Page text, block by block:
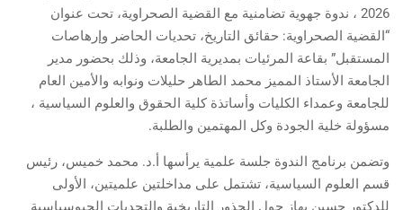
2026 ، ندوة جهوية تضامنية مع القضية الصحراوية، تحت عنوان
“القضية الصحراوية: حقائق التاريخ، تحديات الحاضر وإرهاصات
المستقبل” بقاعة المرئيات بمديرية الجامعة، وذلك بحضور مدير
الجامعة الأستاذ المميز محمد الطاهر حليلات ونوابه والأمين العام
للجامعة وعمداء الكليات وأساتذة كلية الحقوق والعلوم السياسية ،
مسؤولة خلية الجودة وكل المهتمين والطلبة.
وتضمن برنامج الندوة جلسة علمية يرأسها أ.د. محمد خميس، رئيس
قسم العلوم السياسية، تشتمل على مداخلتين علميتين، الأولى
للدكتور حسين بهاز حول الجذور التاريخية والتحديات الجيوسياسية